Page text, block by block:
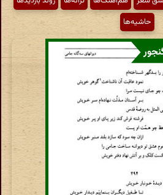
حاشیه‌ها